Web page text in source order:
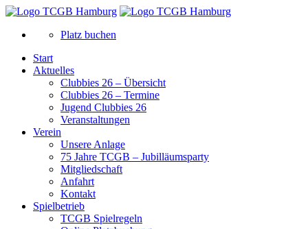
Platz buchen
Start
Aktuelles
Clubbies 26 – Übersicht
Clubbies 26 – Termine
Jugend Clubbies 26
Veranstaltungen
Verein
Unsere Anlage
75 Jahre TCGB – Jubilläumsparty
Mitgliedschaft
Anfahrt
Kontakt
Spielbetrieb
TCGB Spielregeln